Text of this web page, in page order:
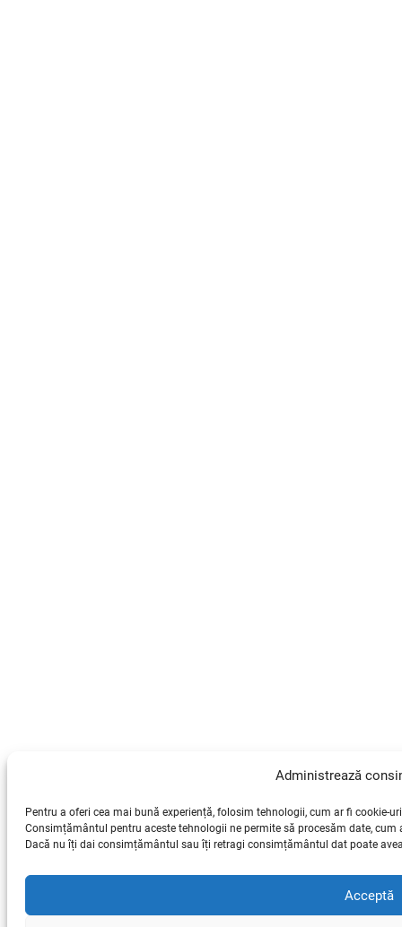
Administrează
Pentru a oferi cea mai bună experiență, folosim tehnologii, cum ar fi cookie-
Consimțământul pentru aceste tehnologii ne permite să procesăm date,
Dacă nu îți dai consimțământul sau îți retragi consimțământul dat poate
Acceptă